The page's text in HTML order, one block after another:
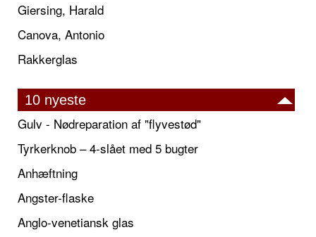
Giersing, Harald
Canova, Antonio
Rakkerglas
10 nyeste
Gulv - Nødreparation af "flyvestød"
Tyrkerknob – 4-slået med 5 bugter
Anhæftning
Angster-flaske
Anglo-venetiansk glas